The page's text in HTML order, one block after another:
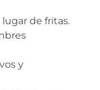
de fritas.
y